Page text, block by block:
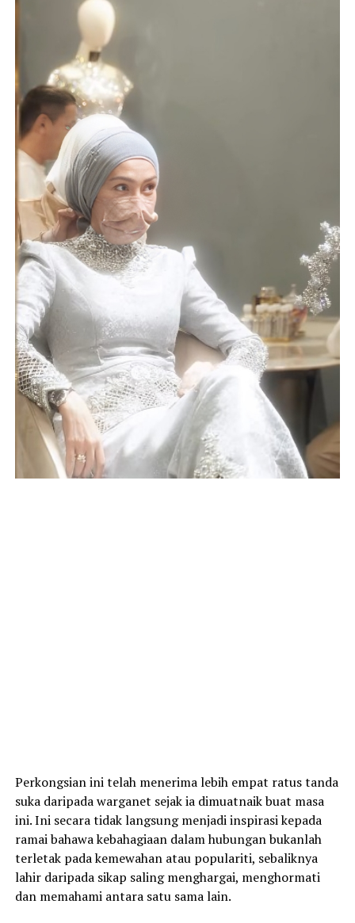
Perkongsian ini telah menerima lebih empat ratus tanda
suka daripada warganet sejak ia dimuatnaik buat masa
ini. Ini secara tidak langsung menjadi inspirasi kepada
ramai bahawa kebahagiaan dalam hubungan bukanlah
terletak pada kemewahan atau populariti, sebaliknya
lahir daripada sikap saling menghargai, menghormati
dan memahami antara satu sama lain.